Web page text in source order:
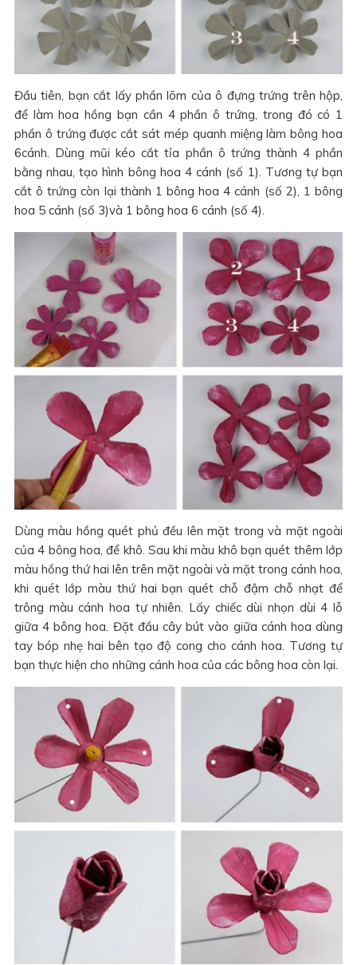
Đầu tiên, bạn cắt lấy phần lõm của ô đựng trứng trên hộp,
để làm hoa hồng bạn cần 4 phần ô trứng, trong đó có 1
phần ô trứng được cắt sát mép quanh miệng làm bông hoa
6cánh. Dùng mũi kéo cắt tỉa phần ô trứng thành 4 phần
bằng nhau, tạo hình bông hoa 4 cánh (số 1). Tương tự bạn
cắt ô trứng còn lại thành 1 bông hoa 4 cánh (số 2), 1 bông
hoa 5 cánh (số 3)và 1 bông hoa 6 cánh (số 4).
Dùng màu hồng quét phủ đều lên mặt trong và mặt ngoài
của 4 bông hoa, để khô. Sau khi màu khô bạn quét thêm lớp
màu hồng thứ hai lên trên mặt ngoài và mặt trong cánh hoa,
khi quét lớp màu thứ hai bạn quét chỗ đậm chỗ nhạt để
trông màu cánh hoa tự nhiên. Lấy chiếc dùi nhọn dùi 4 lỗ
giữa 4 bông hoa. Đặt đầu cây bút vào giữa cánh hoa dùng
tay bóp nhẹ hai bên tạo độ cong cho cánh hoa. Tương tự
bạn thực hiện cho những cánh hoa của các bông hoa còn lại.